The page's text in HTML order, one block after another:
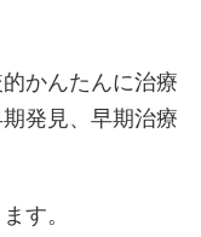
かんたんに治療
発見、早期治療
す。